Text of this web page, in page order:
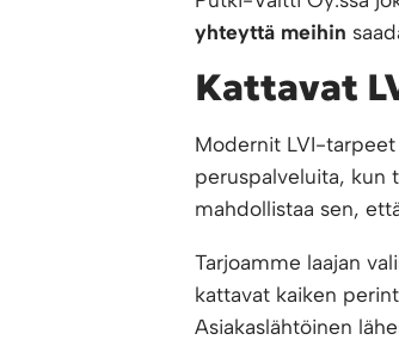
yhteyttä meihin
Kattavat
Modernit LVI-
peruspalveluita, kun
mahdollistaa sen,
Tarjoamme laajan
kattavat kaiken
Asiakaslähtöinen